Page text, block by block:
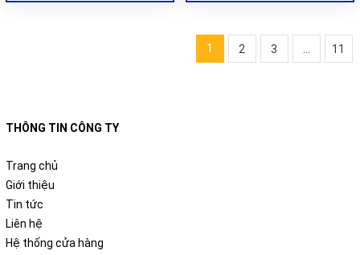
1 2 3 11
THÔNG TIN CÔNG TY
Trang chủ
Giới thiệu
Tin tức
Liên hệ
Hệ thống cửa hàng